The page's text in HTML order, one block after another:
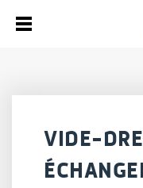
VIDE-